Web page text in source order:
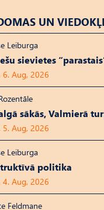
UN VIEDOKĻI
Leiburga
sievietes
6. Aug, 2026
sākās, Valmierā
5. Aug, 2026
Leiburga
politika
4. Aug, 2026
Feldmane